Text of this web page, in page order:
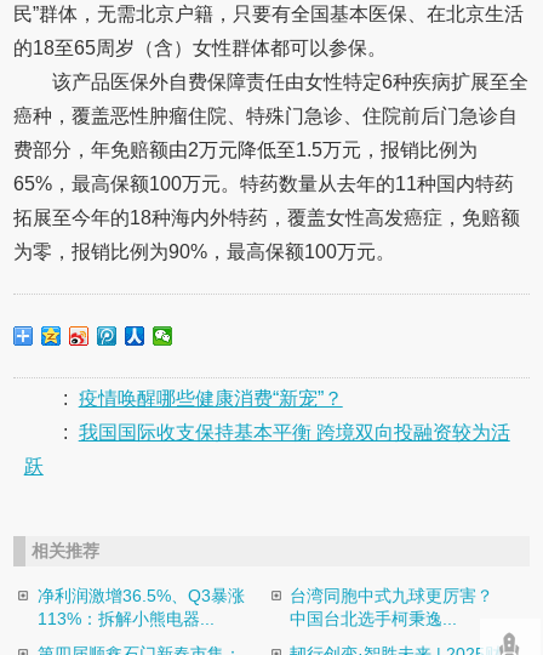
民”群体，无需北京户籍，只要有全国基本医保、在北京生活
的18至65周岁（含）女性群体都可以参保。
该产品医保外自费保障责任由女性特定6种疾病扩展至全
癌种，覆盖恶性肿瘤住院、特殊门急诊、住院前后门急诊自
费部分，年免赔额由2万元降低至1.5万元，报销比例为
65%，最高保额100万元。特药数量从去年的11种国内特药
拓展至今年的18种海内外特药，覆盖女性高发癌症，免赔额
为零，报销比例为90%，最高保额100万元。
: 疫情唤醒哪些健康消费“新宠”？
: 我国国际收支保持基本平衡 跨境双向投融资较为活
跃
相关推荐
净利润激增36.5%、Q3暴涨
113%：拆解小熊电器...
台湾同胞中式九球更厉害？
中国台北选手柯秉逸...